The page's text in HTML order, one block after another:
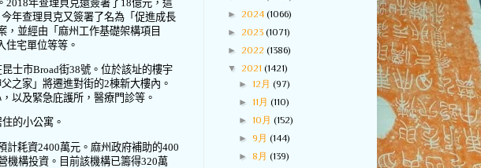
2018年查理貝克還簽署了18億元，這
年查理貝克又簽署了名為「促進成長
，並經由「麻州工作基礎架構項目
住宅單位等等。
昆士市Broad街38號。位於該址的樓宇
之家」將遷進對街的2棟新大樓內。
以及緊急庇護所，醫療門診等。
的小公寓。
計耗資2400萬元。麻州政府補助的400
機構投資。目前該機構已籌得320萬
► 2024 (1066)
► 2023 (1071)
► 2022 (1386)
▼ 2021 (1421)
►12月(97)
►11月(110)
►10月(152)
►9月(144)
► 8月(139)